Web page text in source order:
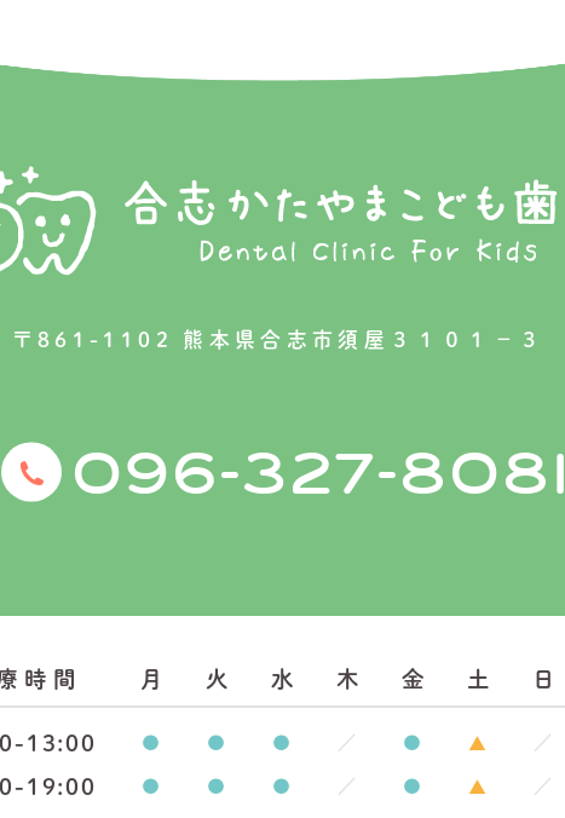
〒861-1102 熊本県合志市須屋３１０１−３
096-327-8081
時間 月 火 水 木 金 土 日
13:00
19:00